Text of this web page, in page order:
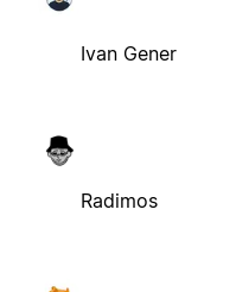
Ivan Gener
Radimos